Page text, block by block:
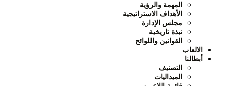
المهمة والرؤية
الأهداف الاستراتيجية
مجلس الإدارة
نبذة تاريخية
القوانين واللوائح
الالعاب
أبطالنا
التصنيف
الميداليات